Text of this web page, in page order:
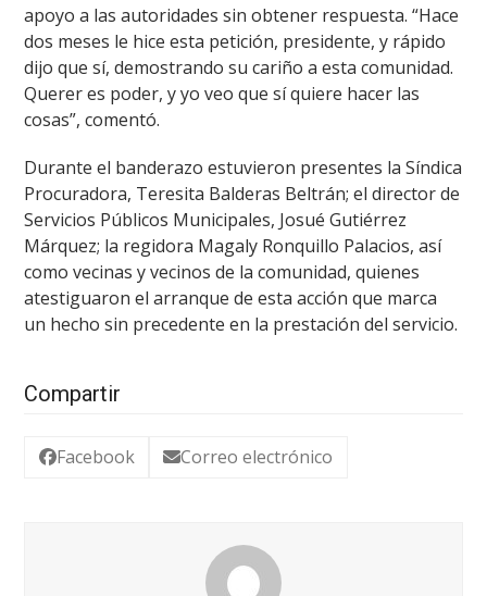
apoyo a las autoridades sin obtener respuesta. “Hace
dos meses le hice esta petición, presidente, y rápido
dijo que sí, demostrando su cariño a esta comunidad.
Querer es poder, y yo veo que sí quiere hacer las
cosas”, comentó.
Durante el banderazo estuvieron presentes la Síndica
Procuradora, Teresita Balderas Beltrán; el director de
Servicios Públicos Municipales, Josué Gutiérrez
Márquez; la regidora Magaly Ronquillo Palacios, así
como vecinas y vecinos de la comunidad, quienes
atestiguaron el arranque de esta acción que marca
un hecho sin precedente en la prestación del servicio.
Compartir
Facebook Correo electrónico